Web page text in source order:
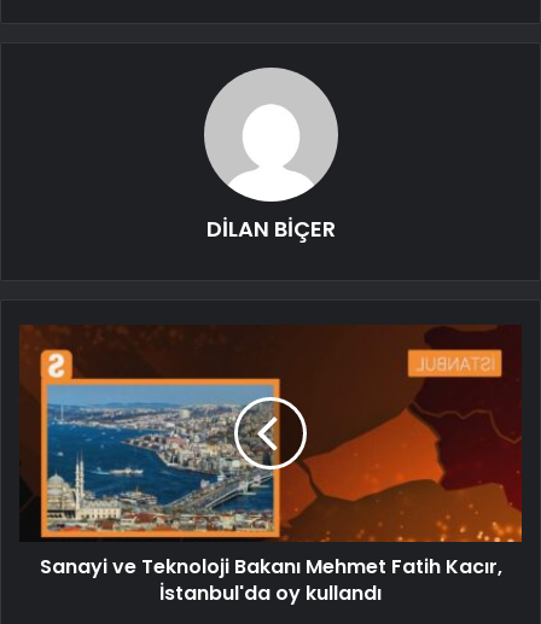
DİLAN BİÇER
Sanayi ve Teknoloji Bakanı Mehmet Fatih Kacır,
İstanbul'da oy kullandı